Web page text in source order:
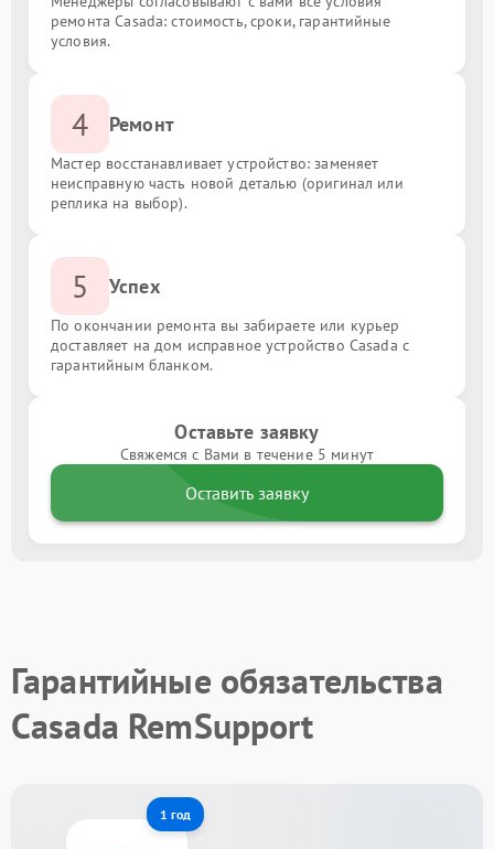
ремонта Casada: стоимость, сроки, гарантийные
условия.
4 Ремонт
Мастер восстанавливает устройство: заменяет
неисправную часть новой деталью (оригинал или
реплика на выбор).
5 Успех
По окончании ремонта вы забираете или курьер
доставляет на дом исправное устройство Casada с
гарантийным бланком.
Оставьте заявку
Свяжемся с Вами в течение 5 минут
Оставить заявку
Гарантийные обязательства
Casada RemSupport
1 год